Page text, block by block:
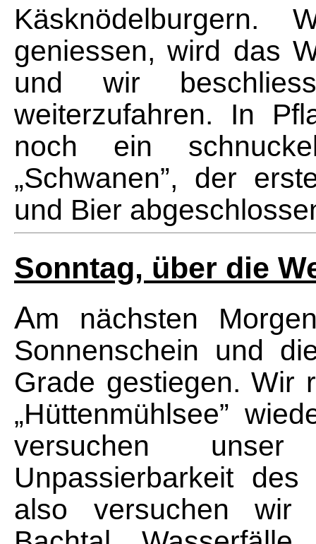
geniessen, wird das
und wir
weiterzufahren. In
noch ein
„Schwanen”, der
und Bier
Sonntag, über die
Am nächsten
Sonnenschein und
Grade gestiegen. Wir
„Hüttenmühlsee”
versuchen
Unpassierbarkeit
also versuchen wir